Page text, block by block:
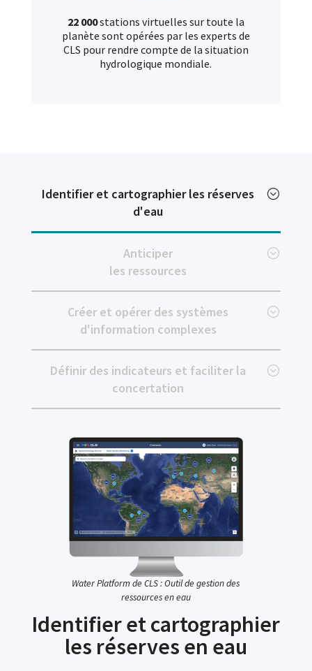
22 000stations virtuelles sur toute la
planète sont opérées par les experts de
CLS pour rendre compte de la situation
hydrologique mondiale.
Identifier et cartographier les réserves
d'eau
Anticiper
les ressources
Créer et opérer des systèmes
d'information complexes
Définir des indicateurs et faciliter la
concertation
Water Platform de CLS : Outil de gestion des
ressources en eau
Identifier et cartographier
les réserves en eau